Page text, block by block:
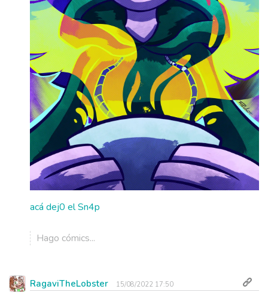
acá dej0 el Sn4p
Hago cómics...
RagaviTheLobster 15/08/2022 17:50